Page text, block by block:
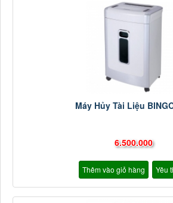
Máy Hủy Tài Liệu
6.500.000
Thêm vào giỏ hàng Yêu